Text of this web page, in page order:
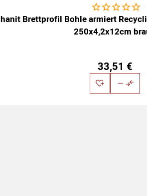
Noch keine
hanit Brettprofil Bohle armiert
250x4,2x12cm
33,51 €